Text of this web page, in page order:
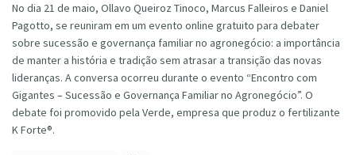
No dia 21 de maio, Ollavo Queiroz Tinoco, Marcus Falleiros e Daniel
Pagotto, se reuniram em um evento online gratuito para debater
sobre sucessão e governança familiar no agronegócio: a importância
de manter a história e tradição sem atrasar a transição das novas
lideranças. A conversa ocorreu durante o evento “Encontro com
Gigantes – Sucessão e Governança Familiar no Agronegócio”. O
debate foi promovido pela Verde, empresa que produz o fertilizante
K Forte®.